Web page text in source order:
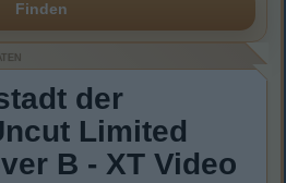
Finden
der
Limited
B - XT Video